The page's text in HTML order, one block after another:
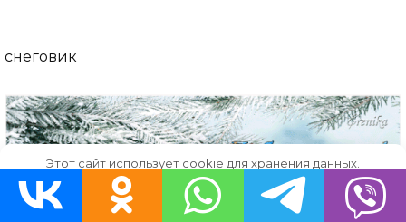
снеговик
Этот сайт использует cookie для хранения данных.
Продолжая использовать сайт, Вы даете свое согласие на
работу с этими файлами.
OK